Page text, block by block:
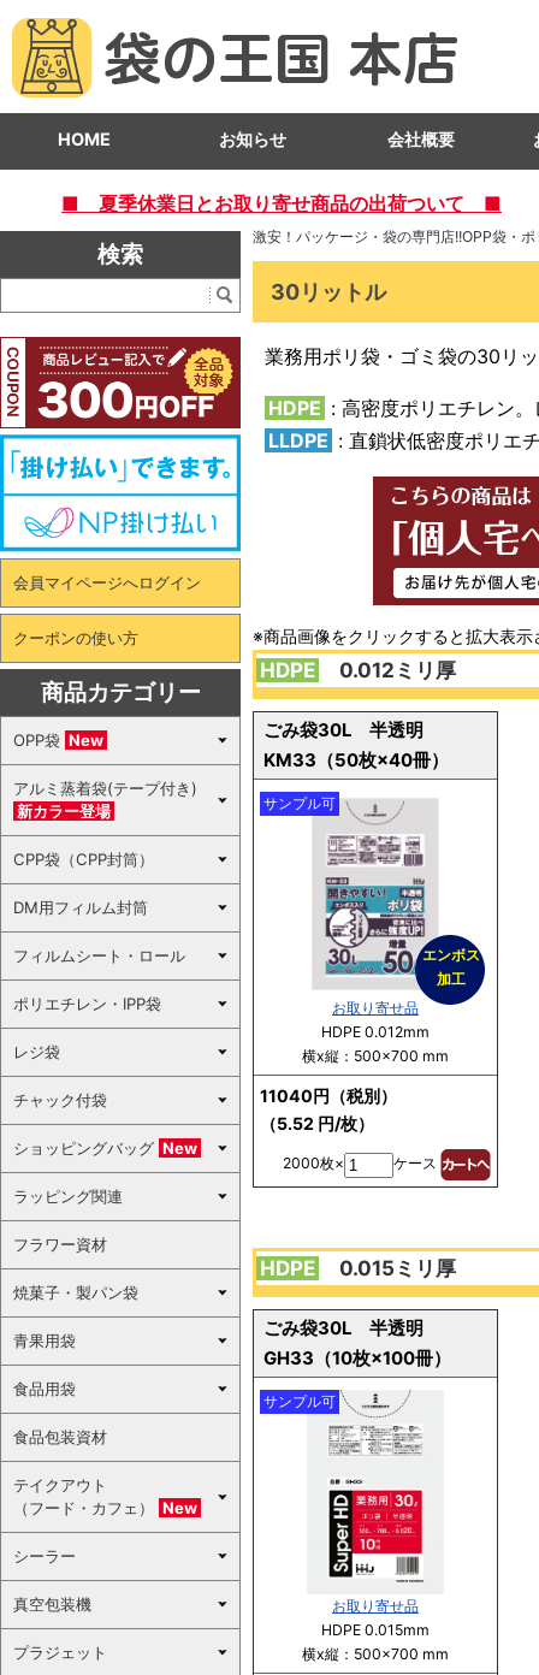
HOME お知らせ 会社概要
■ 夏季休業日とお取り寄せ商品の出荷ついて ■
激安！パッケージ・袋の専門店!!OPP袋・
30リットル
業務用ポリ袋・ゴミ袋の30リ
HDPE : 高密度ポリエチレン
LLDPE : 直鎖状低密度ポリエ
※商品画像をクリックすると拡大表示
HDPE 0.012ミリ厚
ごみ袋30L 半透明
KM33（50枚×40冊）
エンボス
加工
サンプル可
お取り寄せ品
HDPE 0.012mm
横x縦：500×700 mm
11040円（税別）
（5.52 円/枚）
2000枚× ケース
HDPE 0.015ミリ厚
ごみ袋30L 半透明
GH33（10枚×100冊）
サンプル可
お取り寄せ品
HDPE 0.015mm
横x縦：500×700 mm
検索
会員マイページへログイン
クーポンの使い方
商品カテゴリー
OPP袋 New
アルミ蒸着袋(テープ付き)
新カラー登場
CPP袋（CPP封筒）
DM用フィルム封筒
フィルムシート・ロール
ポリエチレン・IPP袋
レジ袋
チャック付袋
ショッピングバッグ New
ラッピング関連
フラワー資材
焼菓子・製パン袋
青果用袋
食品用袋
食品包装資材
テイクアウト
（フード・カフェ）
New
シーラー
真空包装機
プラジェット